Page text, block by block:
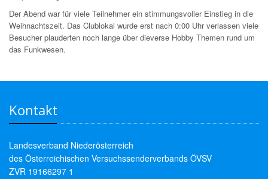
Der Abend war für viele Teilnehmer ein stimmungsvoller Einstieg in die
Weihnachtszeit. Das Clublokal wurde erst nach 0:00 Uhr verlassen viele
Besucher plauderten noch lange über dieverse Hobby Themen rund um
das Funkwesen.
Kontakt
Landesverband Niederösterreich
des Österreichischen Versuchssenderverbands ÖVSV
ZVR 19166297 1